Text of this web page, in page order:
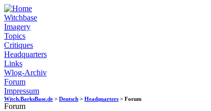
Witchbase
Imagery
Topics
Critiques
Headquarters
Links
Wlog-Archiv
Forum
Impressum
Witch.BarksBase.de > Deutsch > Headquarters > Forum
Forum